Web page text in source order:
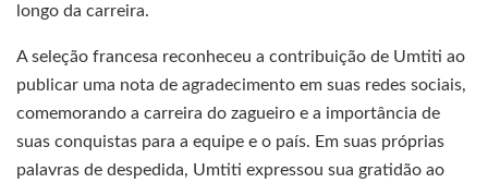
longo da carreira.
A seleção francesa reconheceu a contribuição de Umtiti ao
publicar uma nota de agradecimento em suas redes sociais,
comemorando a carreira do zagueiro e a importância de
suas conquistas para a equipe e o país. Em suas próprias
palavras de despedida, Umtiti expressou sua gratidão ao